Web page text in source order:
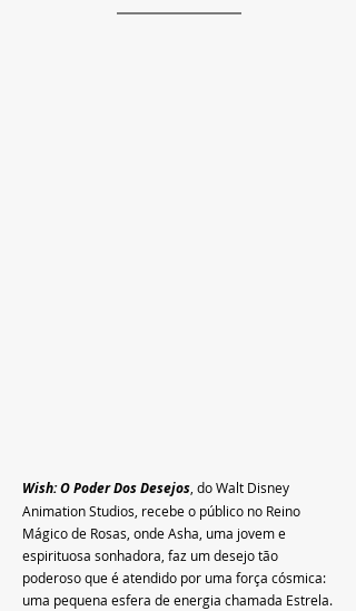
Wish: O Poder Dos Desejos , do Walt Disney
Animation Studios, recebe o público no Reino
Mágico de Rosas, onde Asha, uma jovem e
espirituosa sonhadora, faz um desejo tão
poderoso que é atendido por uma força cósmica:
uma pequena esfera de energia chamada Estrela.